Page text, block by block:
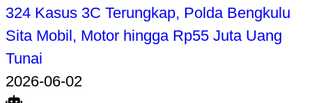
324 Kasus 3C Terungkap, Polda Bengkulu
Sita Mobil, Motor hingga Rp55 Juta Uang
Tunai
2026-06-02